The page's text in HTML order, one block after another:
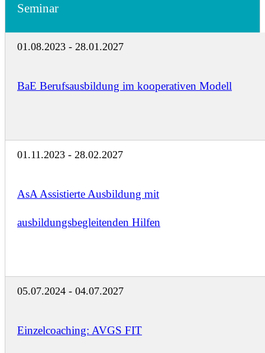
Seminar
01.08.2023 - 28.01.2027
BaE Berufsausbildung im kooperativen Modell
01.11.2023 - 28.02.2027
AsA Assistierte Ausbildung mit
ausbildungsbegleitenden Hilfen
05.07.2024 - 04.07.2027
Einzelcoaching: AVGS FIT